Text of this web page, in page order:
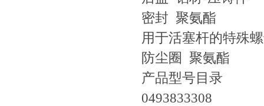
密封 聚氨酯
用于活塞杆的特殊
防尘圈 聚氨酯
产品型号目录
0493833308